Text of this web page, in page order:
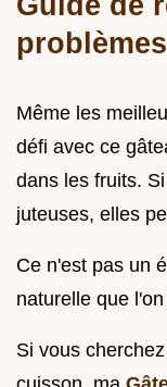
Même les
défi avec ce
dans les fruits.
juteuses, elles
Ce n'est pas un
naturelle que
Si vous